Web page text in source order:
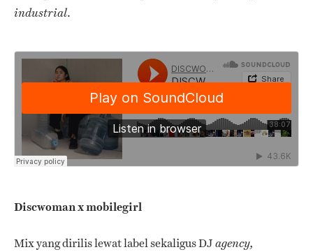
industrial.
Discwoman x mobilegirl
Mix yang dirilis lewat label sekaligus DJ agency,